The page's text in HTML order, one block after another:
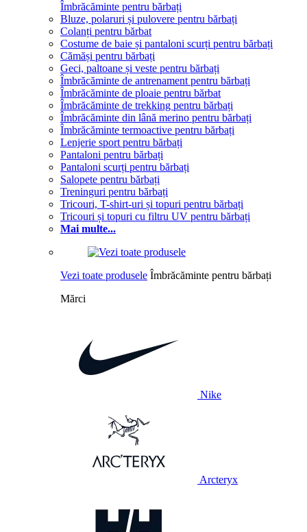
Îmbrăcăminte pentru bărbați
Bluze, polaruri și pulovere pentru bărbați
Colanți pentru bărbat
Costume de baie și pantaloni scurți pentru bărbați
Cămăși pentru bărbați
Geci, paltoane și veste pentru bărbați
Îmbrăcăminte de antrenament pentru bărbați
Îmbrăcăminte de ploaie pentru bărbat
Îmbrăcăminte de trekking pentru bărbați
Îmbrăcăminte din lână merino pentru bărbați
Îmbrăcăminte termoactive pentru bărbați
Lenjerie sport pentru bărbați
Pantaloni pentru bărbați
Pantaloni scurți pentru bărbați
Salopete pentru bărbați
Treninguri pentru bărbați
Tricouri, T-shirt-uri și topuri pentru bărbați
Tricouri și topuri cu filtru UV pentru bărbați
Mai multe...
Vezi toate produsele Îmbrăcăminte pentru bărbați
Mărci
Nike
Arcteryx